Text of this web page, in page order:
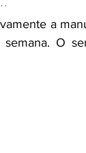
a
semana. O